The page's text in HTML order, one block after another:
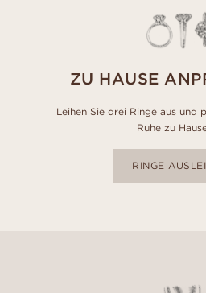
ZU HAUSE
Leihen Sie drei Ringe aus und
Ruhe zu
RINGE